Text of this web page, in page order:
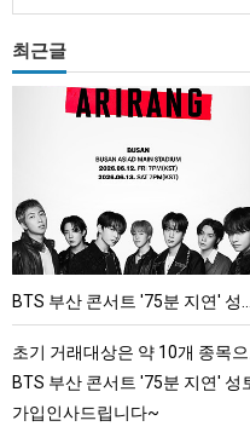
최근글
서
트
'75
분
연'
성
BTS 부산 콘서트 '75분 지연' 성토…하이브 "큰 실망·불편" 사과
초기 거래대상은 약 10개 종목으로 시작해 최대 100개까지 확대할 방침이다. 구체적인 거래
BTS 부산 콘서트 '75분 지연' 성
가입인사드립니다~